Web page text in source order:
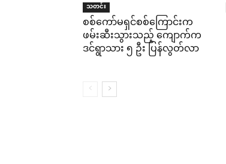
သတင်း
စစ်ကော်မရှင်စစ်ကြောင်းက
ဖမ်းဆီးသွားသည့် ကျောက်က
ဒင်ရွာသား ၅ ဦး ပြန်လွတ်လာ